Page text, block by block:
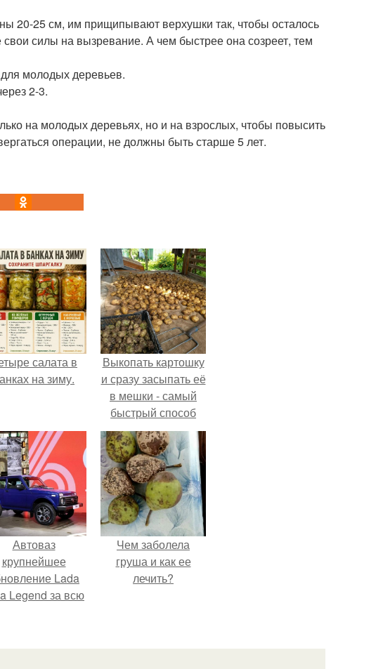
20-25 см, им прищипывают верхушки так, чтобы осталось
свои силы на вызревание. А чем быстрее она созреет, тем
молодых деревьев.
2-3.
на молодых деревьях, но и на взрослых, чтобы повысить
операции, не должны быть старше 5 лет.
салата в
на зиму.
Выкопать картошку
и сразу засыпать её
в мешки - самый
быстрый способ
спрятать вместе с
урожаем гниль,
порезы и больные
клубни.
Автоваз
крупнейшее
Lada
Legend за всю
Чем заболела
груша и как ее
лечить?